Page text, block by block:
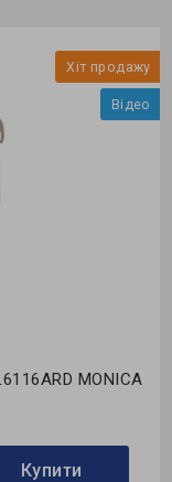
Хіт продажу
Відео
MONICA
Купити